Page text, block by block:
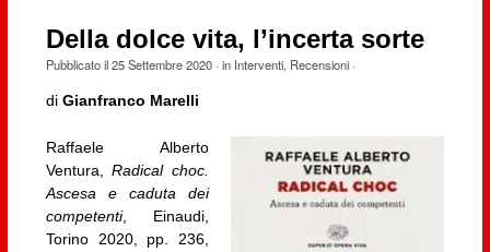
Della dolce vita, l’incerta sorte
Pubblicato il25 Settembre 2020· in Interventi, Recensioni·
di Gianfranco Marelli
Raffaele Alberto
Ventura,Radical choc.
Ascesa e caduta dei
competenti, Einaudi,
Torino 2020, pp. 236,